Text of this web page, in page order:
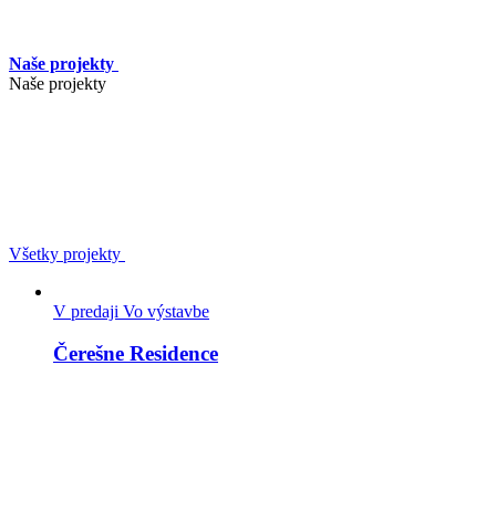
Naše projekty
Naše projekty
Všetky projekty
V predaji Vo výstavbe
Čerešne Residence